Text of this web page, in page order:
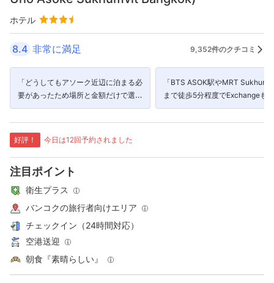
ホテル
8.4 非常に満足 9,352件のクチコミ
「どうしてもアソーク近辺に泊まる必
要があったため場所と金額だけで選ん
だホテルだったが想像の何倍もよかっ
た」
「BTS ASOK駅やMRT
まで徒歩5分程度でExchangeも
ンイレブンもすごく近いし､最高
好評！ 今日は12回予約されました
注目ポイント
衛生プラス
バンコクの旅行者向けエリア
チェックイン（24時間対応）
空港送迎
朝食『素晴らしい』